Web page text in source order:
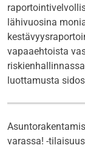
lähivuosina
vapaaehtoista
luottamusta
varassa! -